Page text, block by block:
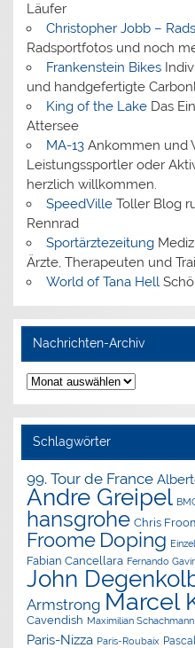
Läufer
Christopher Jobb –
Radsportfotos und noch
Frankenstein Bikes
und handgefertigte
King of the LakeDas
Attersee
MA-13Ankommen und
Leistungssportler oder
herzlich willkommen.
SpeedVilleToller Blog
Rennrad
Sportärztezeitung
Ärzte, Therapeuten und
World of Tana Hell
Nachrichten-Archiv
Nachrichten-
Archiv
Schlagwörter
99. Tour de France
Andre Greipel
hansgrohe Chris
Froome Doping
Fabian Cancellara Fernando
John
Armstrong Marcel
Cavendish Maximilian Schachmann
Paris-Nizza Paris-Roubaix